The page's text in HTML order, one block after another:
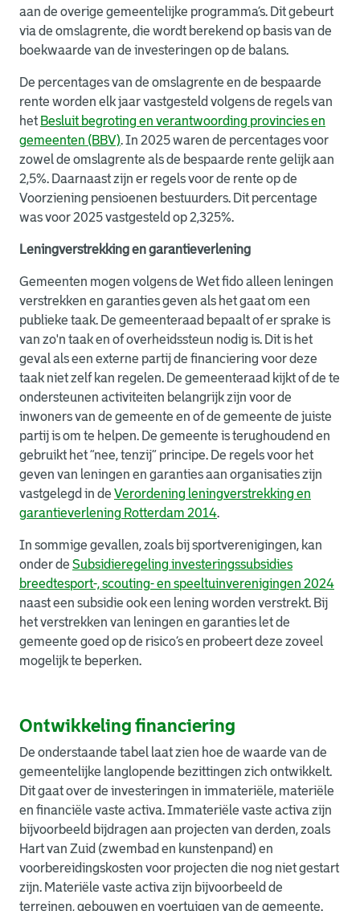
aan de overige gemeentelijke programma’s. Dit gebeurt
via de omslagrente, die wordt berekend op basis van de
boekwaarde van de investeringen op de balans.
De percentages van de omslagrente en de bespaarde
rente worden elk jaar vastgesteld volgens de regels van
het Besluit begroting en verantwoording provincies en
gemeenten (BBV). In 2025 waren de percentages voor
zowel de omslagrente als de bespaarde rente gelijk aan
2,5%. Daarnaast zijn er regels voor de rente op de
Voorziening pensioenen bestuurders. Dit percentage
was voor 2025 vastgesteld op 2,325%.
Leningverstrekking en garantieverlening
Gemeenten mogen volgens de Wet fido alleen leningen
verstrekken en garanties geven als het gaat om een
publieke taak. De gemeenteraad bepaalt of er sprake is
van zo'n taak en of overheidssteun nodig is. Dit is het
geval als een externe partij de financiering voor deze
taak niet zelf kan regelen. De gemeenteraad kijkt of de te
ondersteunen activiteiten belangrijk zijn voor de
inwoners van de gemeente en of de gemeente de juiste
partij is om te helpen. De gemeente is terughoudend en
gebruikt het “nee, tenzij” principe. De regels voor het
geven van leningen en garanties aan organisaties zijn
vastgelegd in de Verordening leningverstrekking en
garantieverlening Rotterdam 2014.
In sommige gevallen, zoals bij sportverenigingen, kan
onder de Subsidieregeling investeringssubsidies
breedtesport-, scouting- en speeltuinverenigingen 2024
naast een subsidie ook een lening worden verstrekt. Bij
het verstrekken van leningen en garanties let de
gemeente goed op de risico’s en probeert deze zoveel
mogelijk te beperken.
Ontwikkeling financiering
De onderstaande tabel laat zien hoe de waarde van de
gemeentelijke langlopende bezittingen zich ontwikkelt.
Dit gaat over de investeringen in immateriële, materiële
en financiële vaste activa. Immateriële vaste activa zijn
bijvoorbeeld bijdragen aan projecten van derden, zoals
Hart van Zuid (zwembad en kunstenpand) en
voorbereidingskosten voor projecten die nog niet gestart
zijn. Materiële vaste activa zijn bijvoorbeeld de
terreinen, gebouwen en voertuigen van de gemeente.